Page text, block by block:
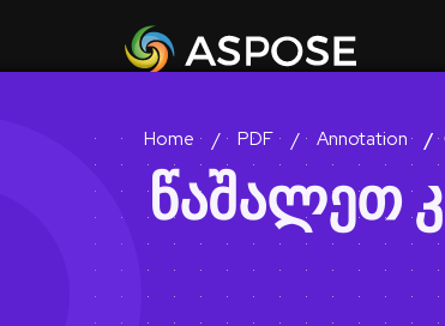
Home PDF Annotation
წაშალეთ